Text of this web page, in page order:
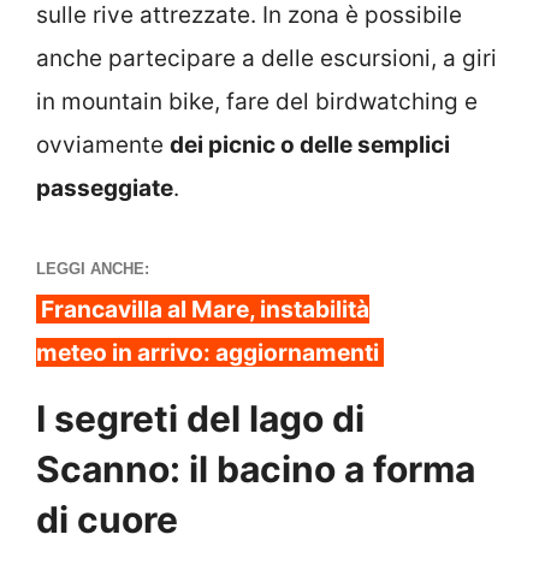
sulle rive attrezzate. In zona è possibile
anche partecipare a delle escursioni, a giri
in mountain bike, fare del birdwatching e
ovviamente dei picnic o delle semplici
passeggiate.
LEGGI ANCHE:
Francavilla al Mare, instabilità
meteo in arrivo: aggiornamenti
I segreti del lago di
Scanno: il bacino a forma
di cuore